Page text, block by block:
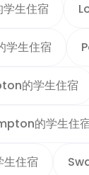
生住宿
生住宿
的学生住宿
的学生住
住宿